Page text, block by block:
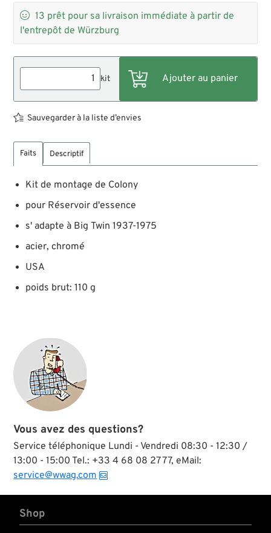
 13 prêt pour sa livraison immédiate à partir de
l'entrepôt de Würzburg
kit
Sauvegarder à la liste d’envies
Faits Descriptif
Kit de montage de Colony
pour Réservoir d'essence
s' adapte à Big Twin 1937-1975
acier, chromé
USA
poids brut: 110 g
Vous avez des questions?
Service téléphonique Lundi - Vendredi 08:30 - 12:30 /
13:00 - 15:00 Tel.: +33 4 68 08 27 77, eMail:
service@wwag.com
Shop